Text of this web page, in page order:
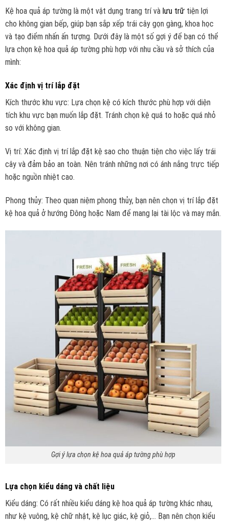
Kệ hoa quả áp tường là một vật dụng trang trí và lưu trữ tiện lợi
cho không gian bếp, giúp bạn sắp xếp trái cây gọn gàng, khoa học
và tạo điểm nhấn ấn tượng. Dưới đây là một số gợi ý để bạn có thể
lựa chọn kệ hoa quả áp tường phù hợp với nhu cầu và sở thích của
mình:
Xác định vị trí lắp đặt
Kích thước khu vực: Lựa chọn kệ có kích thước phù hợp với diện
tích khu vực bạn muốn lắp đặt. Tránh chọn kệ quá to hoặc quá nhỏ
so với không gian.
Vị trí: Xác định vị trí lắp đặt kệ sao cho thuận tiện cho việc lấy trái
cây và đảm bảo an toàn. Nên tránh những nơi có ánh nắng trực tiếp
hoặc nguồn nhiệt cao.
Phong thủy: Theo quan niệm phong thủy, bạn nên chọn vị trí lắp đặt
kệ hoa quả ở hướng Đông hoặc Nam để mang lại tài lộc và may mắn.
Gợi ý lựa chọn kệ hoa quả áp tường phù hợp
Lựa chọn kiểu dáng và chất liệu
Kiểu dáng: Có rất nhiều kiểu dáng kệ hoa quả áp tường khác nhau,
như kệ vuông, kệ chữ nhật, kệ lục giác, kệ giỏ,… Bạn nên chọn kiểu